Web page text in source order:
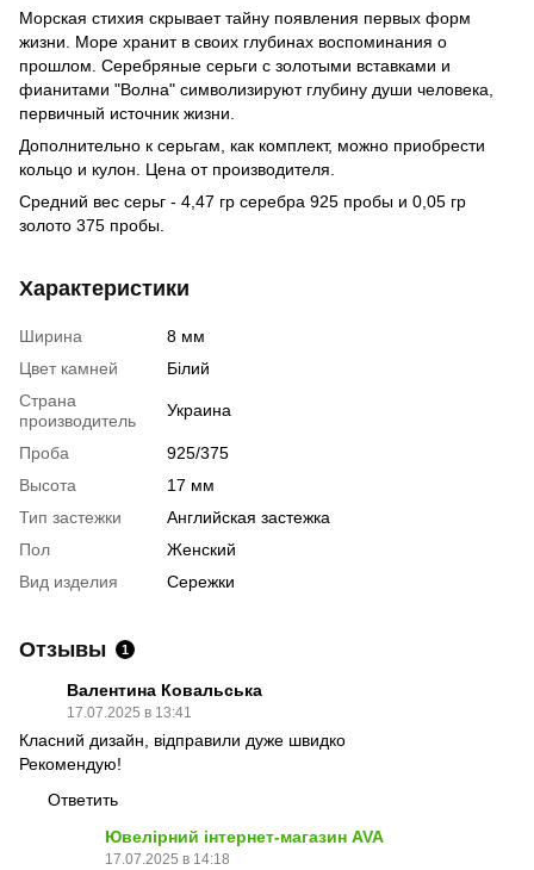
Морская стихия скрывает тайну появления первых форм
жизни. Море хранит в своих глубинах воспоминания о
прошлом. Серебряные серьги с золотыми вставками и
фианитами "Волна" символизируют глубину души человека,
первичный источник жизни.
Дополнительно к серьгам, как комплект, можно приобрести
кольцо и кулон. Цена от производителя.
Средний вес серьг - 4,47 гр серебра 925 пробы и 0,05 гр
золото 375 пробы.
Характеристики
Ширина
8 мм
Цвет камней
Білий
Страна
производитель
Украина
Проба
925/375
Высота
17 мм
Тип застежки
Английская застежка
Пол
Женский
Вид изделия
Сережки
Отзывы 1
Валентина Ковальська
17.07.2025 в 13:41
Класний дизайн, відправили дуже швидко
Рекомендую!
Ответить
Ювелірний інтернет-магазин AVA
17.07.2025 в 14:18